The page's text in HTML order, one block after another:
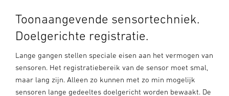
Toonaangevende sensortechniek.
Doelgerichte registratie.
Lange gangen stellen speciale eisen aan het vermogen van
sensoren. Het registratiebereik van de sensor moet smal,
maar lang zijn. Alleen zo kunnen met zo min mogelijk
sensoren lange gedeeltes doelgericht worden bewaakt. De